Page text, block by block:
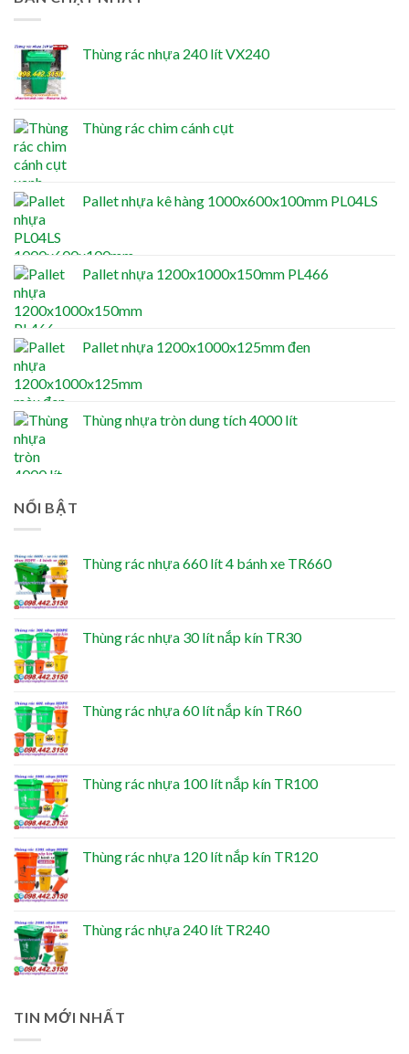
Thùng rác nhựa 240 lít VX240
Thùng rác chim cánh cụt
Pallet nhựa kê hàng 1000x600x100mm PL04LS
Pallet nhựa 1200x1000x150mm PL466
Pallet nhựa 1200x1000x125mm đen
Thùng nhựa tròn dung tích 4000 lít
NỔI BẬT
Thùng rác nhựa 660 lít 4 bánh xe TR660
Thùng rác nhựa 30 lít nắp kín TR30
Thùng rác nhựa 60 lít nắp kín TR60
Thùng rác nhựa 100 lít nắp kín TR100
Thùng rác nhựa 120 lít nắp kín TR120
Thùng rác nhựa 240 lít TR240
TIN MỚI NHẤT